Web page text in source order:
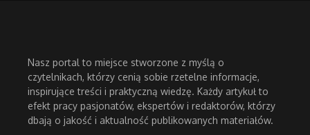
Nasz portal to miejsce stworzone z myślą o
czytelnikach, którzy cenią sobie rzetelne informacje,
inspirujące treści i praktyczną wiedzę. Każdy artykuł to
efekt pracy pasjonatów, ekspertów i redaktorów, którzy
dbają o jakość i aktualność publikowanych materiałów.